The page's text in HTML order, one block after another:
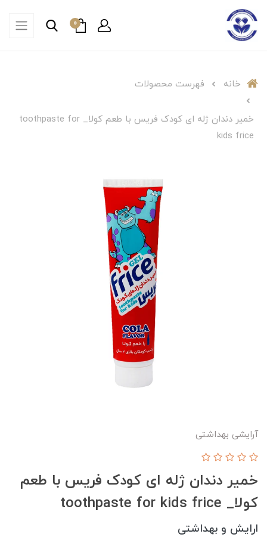
0
خانه فهرست محصولات
خمیر دندان ژله ای کودک فریس با طعم کولا_ toothpaste for
kids frice
آرایشی بهداشتی
خمیر دندان ژله ای کودک فریس با طعم
کولا_ toothpaste for kids frice
ارایش و بهداشتی